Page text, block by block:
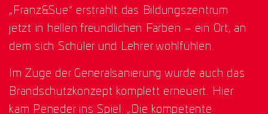
„Franz&Sue“ erstrahlt das Bildungszentrum
jetzt in hellen freundlichen Farben – ein Ort, an
dem sich Schüler und Lehrer wohlfühlen.
Im Zuge der Generalsanierung wurde auch das
Brandschutzkonzept komplett erneuert. Hier
kam Peneder ins Spiel. „Die kompetente